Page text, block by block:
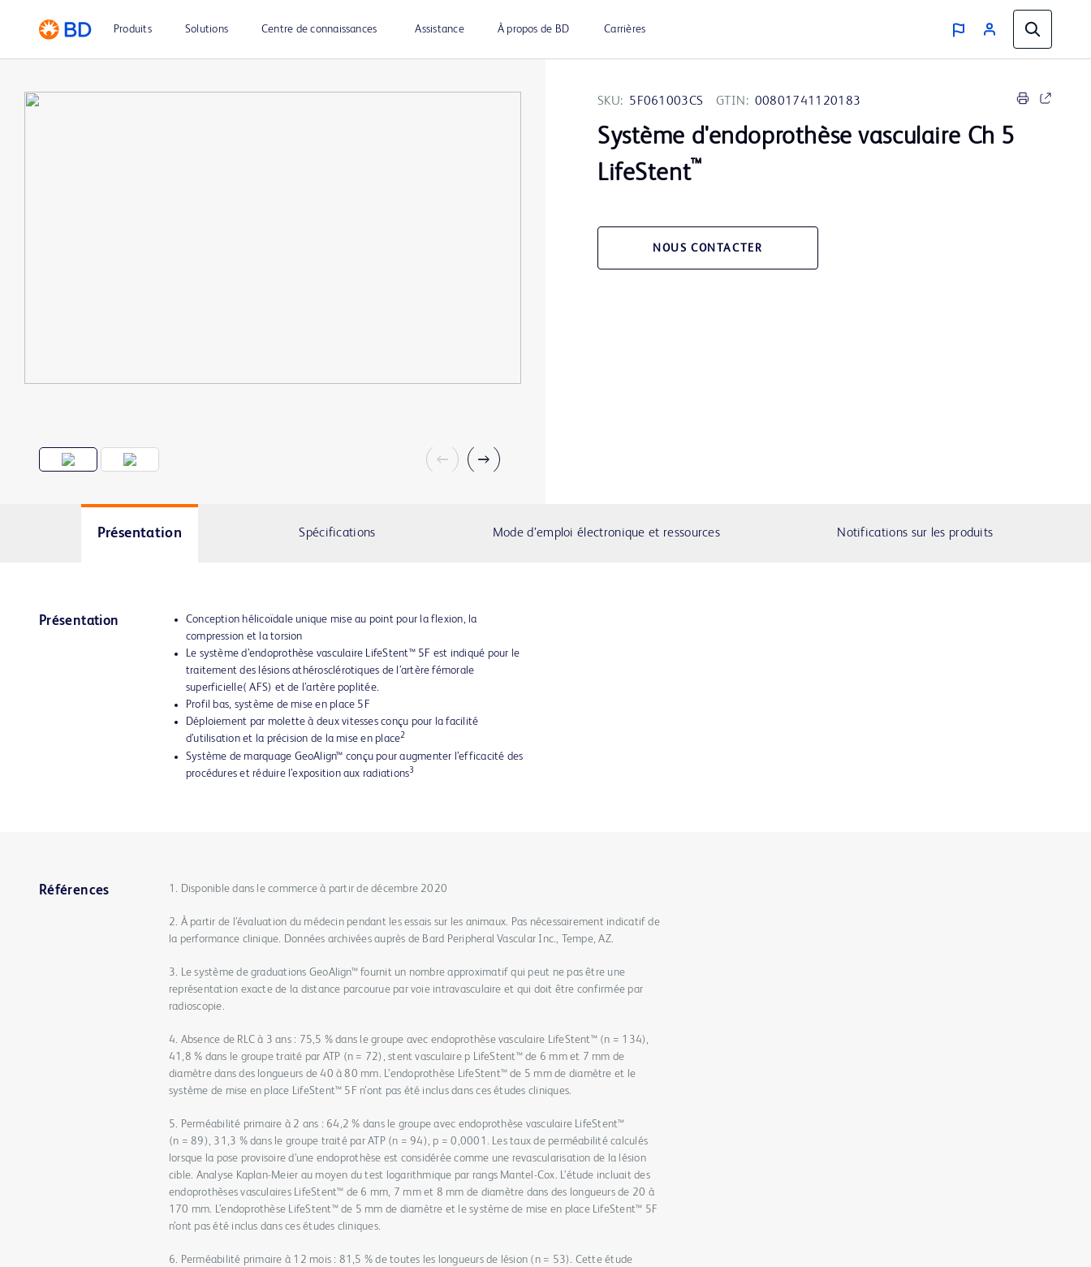
Produits Solutions Centre de connaissances Assistance À propos de BD Carrières
SKU: 5F061003CS GTIN: 00801741120183
Système d'endoprothèse vasculaire Ch 5
LifeStent™
NOUS CONTACTER
Présentation Spécifications Mode d’emploi électronique et ressources Notifications sur les produits
Présentation
Conception hélicoïdale unique mise au point pour la flexion, la
compression et la torsion
Le système d’endoprothèse vasculaire LifeStent™ 5F est indiqué pour le
traitement des lésions athérosclérotiques de l’artère fémorale
superficielle( AFS) et de l’artère poplitée.
Profil bas, système de mise en place 5F
Déploiement par molette à deux vitesses conçu pour la facilité
d’utilisation et la précision de la mise en place2
Système de marquage GeoAlign™ conçu pour augmenter l’efficacité des
procédures et réduire l’exposition aux radiations 3
Références 1. Disponible dans le commerce à partir de décembre 2020
2. À partir de l’évaluation du médecin pendant les essais sur les animaux. Pas nécessairement indicatif de
la performance clinique. Données archivées auprès de Bard Peripheral Vascular Inc., Tempe, AZ.
3. Le système de graduations GeoAlign™ fournit un nombre approximatif qui peut ne pas être une
représentation exacte de la distance parcourue par voie intravasculaire et qui doit être confirmée par
radioscopie.
4. Absence de RLC à 3 ans : 75,5 % dans le groupe avec endoprothèse vasculaire LifeStent™ (n = 134),
41,8 % dans le groupe traité par ATP (n = 72), stent vasculaire p LifeStent™ de 6 mm et 7 mm de
diamètre dans des longueurs de 40 à 80 mm. L’endoprothèse LifeStent™ de 5 mm de diamètre et le
système de mise en place LifeStent™ 5F n’ont pas été inclus dans ces études cliniques.
5. Perméabilité primaire à 2 ans : 64,2 % dans le groupe avec endoprothèse vasculaire LifeStent™
(n = 89), 31,3 % dans le groupe traité par ATP (n = 94), p = 0,0001. Les taux de perméabilité calculés
lorsque la pose provisoire d’une endoprothèse est considérée comme une revascularisation de la lésion
cible. Analyse Kaplan-Meier au moyen du test logarithmique par rangs Mantel-Cox. L’étude incluait des
endoprothèses vasculaires LifeStent™ de 6 mm, 7 mm et 8 mm de diamètre dans des longueurs de 20 à
170 mm. L’endoprothèse LifeStent™ de 5 mm de diamètre et le système de mise en place LifeStent™ 5F
n’ont pas été inclus dans ces études cliniques.
6. Perméabilité primaire à 12 mois : 81,5 % de toutes les longueurs de lésion (n = 53). Cette étude